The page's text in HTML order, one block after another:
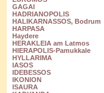
GAGAI
HADRIANOPOLIS
HALIKARNASSOS, Bodrum
HARPASA
Haydere
HERAKLEIA am Latmos
HIERAPOLIS-Pamukkale
HYLLARIMA
IASOS
IDEBESSOS
IKONION
ISAURA